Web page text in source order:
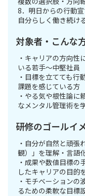
8．明日からの行動
自分らしく働き続け
対象者・こんな
・キャリアの方向性
いる若手～中堅社員
・目標を立てても行
課題を感じている方
・やる気や根性論に
なメンタル管理術を
研修のゴールイ
・自分が自然と頑張
観）」を理解・言語
・成果や数値目標の
したキャリアの目的
・モチベーションの
るための柔軟な目標